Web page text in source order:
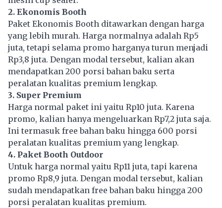
2. Ekonomis Booth
Paket Ekonomis Booth ditawarkan dengan harga
yang lebih murah. Harga normalnya adalah Rp5
juta, tetapi selama promo harganya turun menjadi
Rp3,8 juta. Dengan modal tersebut, kalian akan
mendapatkan 200 porsi bahan baku serta
peralatan kualitas premium lengkap.
3. Super Premium
Harga normal paket ini yaitu Rp10 juta. Karena
promo, kalian hanya mengeluarkan Rp7,2 juta saja.
Ini termasuk free bahan baku hingga 600 porsi
peralatan kualitas premium yang lengkap.
4. Paket Booth Outdoor
Untuk harga normal yaitu Rp11 juta, tapi karena
promo Rp8,9 juta. Dengan modal tersebut, kalian
sudah mendapatkan free bahan baku hingga 200
porsi peralatan kualitas premium.